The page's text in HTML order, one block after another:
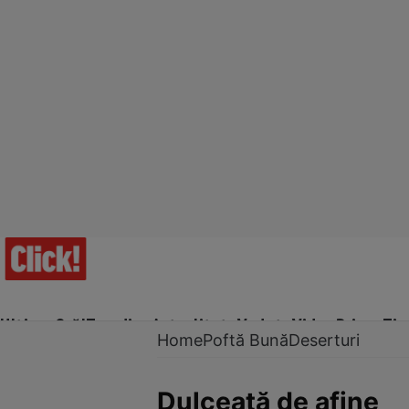
Ultima Oră!Trending Actualitate Vedete Video Prime Time
HomePoftă BunăDeserturi
Dulceață de afine